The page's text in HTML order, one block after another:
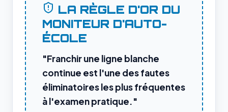
LA RÈGLE D'OR DU
MONITEUR D'AUTO-
ÉCOLE
"Franchir une ligne blanche
continue est l'une des fautes
éliminatoires les plus fréquentes
à l'examen pratique."